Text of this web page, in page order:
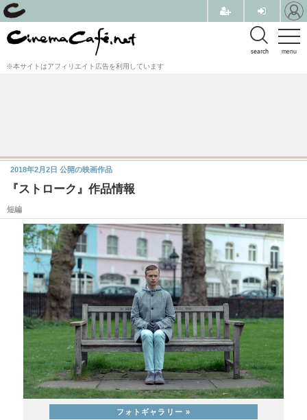
menu
search
※本サイトはアフィリエイト広告を利用しています
『ストローク』作品情報
短編
2018年2月2日 公開の映画作品